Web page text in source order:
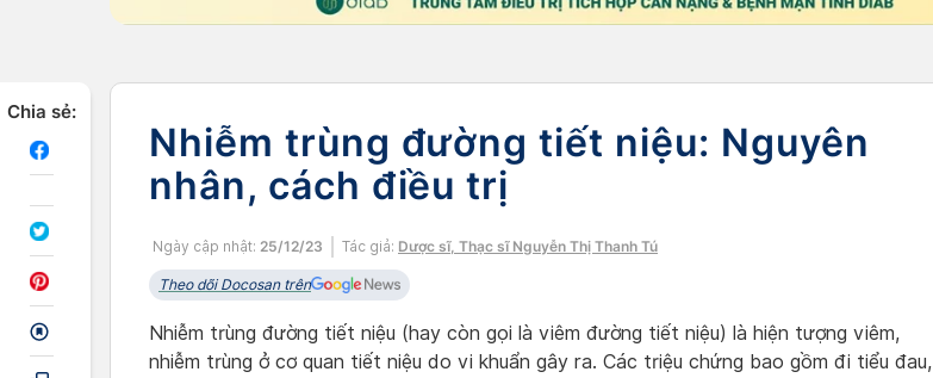
Chia sẻ:
Nhiễm trùng đường tiết niệu: Nguyên
nhân, cách điều trị
Ngày cập nhật: 25/12/23 Tác giả: Dược sĩ, Thạc sĩ Nguyễn Thị Thanh Tú
Theo dõi Docosan trên
Nhiễm trùng đường tiết niệu (hay còn gọi là viêm đường tiết niệu) là hiện tượng viêm,
nhiễm trùng ở cơ quan tiết niệu do vi khuẩn gây ra. Các triệu chứng bao gồm đi tiểu đau,